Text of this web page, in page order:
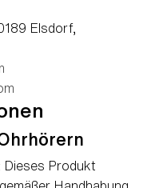
Elsdorf,
Dieses Produkt
Handhabung